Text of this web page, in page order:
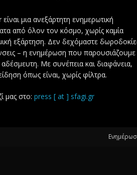
μια ανεξάρτητη ενημερωτική
από όλον τον κόσμο, χωρίς καμία
εξάρτηση. Δεν δεχόμαστε
– η ενημέρωση που παρουσιάζουμε
αδέσμευτη. Με συνέπεια και διαφάνεια,
όπως είναι, χωρίς φίλτρα.
μας στο: press [ at ] sfagi.gr